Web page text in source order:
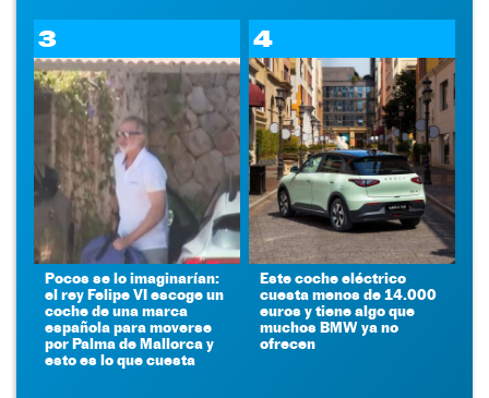
3
Pocos se lo imaginarían:
el rey Felipe VI escoge un
coche de una marca
española para moverse
por Palma de Mallorca y
esto es lo que cuesta
4
Este coche eléctrico
cuesta menos de 14.000
euros y tiene algo que
muchos BMW ya no
ofrecen